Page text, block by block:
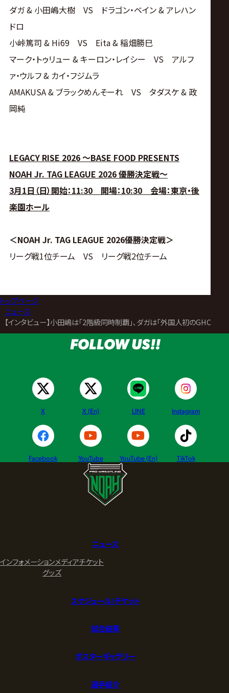
ダガ & 小田嶋大樹 VS ドラゴン・ベイン & アレハン
ドロ
小峠篤司 & Hi69 VS Eita & 稲畑勝巳
マーク・トゥリュー & キーロン・レイシー VS アルフ
ァ・ウルフ & カイ・フジムラ
AMAKUSA & ブラックめんそーれ VS タダスケ & 政
岡純
LEGACY RISE 2026 ～BASE FOOD PRESENTS
NOAH Jr. TAG LEAGUE 2026 優勝決定戦～
3月1日（日）開始：11:30 開場：10:30 会場：東京・後
楽園ホール
＜NOAH Jr. TAG LEAGUE 2026優勝決定戦＞
リーグ戦1位チーム VS リーグ戦2位チーム
トップページ
ニュース
【インタビュー】小田嶋は｢2階級同時制覇｣､ダガは｢外国人初のGHCグラ
FOLLOW US!!
X X (En) LINE Instagram
Facebook YouTube YouTube (En) TikTok
ニュース
インフォメーションメディアチケット
グッズ
スケジュール/チケット
試合結果
ポスターギャラリー
選手紹介